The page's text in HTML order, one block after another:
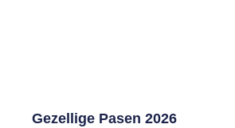
Gezellige Pasen 2026